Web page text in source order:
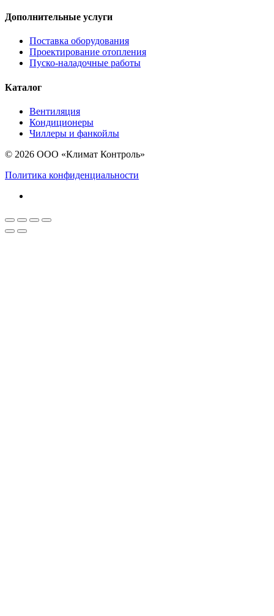
Дополнительные услуги
Поставка оборудования
Проектирование отопления
Пуско-наладочные работы
Каталог
Вентиляция
Кондиционеры
Чиллеры и фанкойлы
© 2026 ООО «Климат Контроль»
Политика конфиденциальности